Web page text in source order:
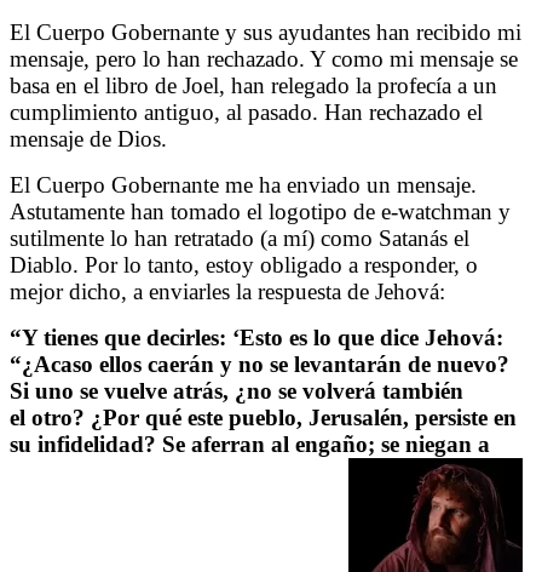
El Cuerpo Gobernante y sus ayudantes han recibido mi
mensaje, pero lo han rechazado. Y como mi mensaje se
basa en el libro de Joel, han relegado la profecía a un
cumplimiento antiguo, al pasado. Han rechazado el
mensaje de Dios.
El Cuerpo Gobernante me ha enviado un mensaje.
Astutamente han tomado el logotipo de e-watchman y
sutilmente lo han retratado (a mí) como Satanás el
Diablo. Por lo tanto, estoy obligado a responder, o
mejor dicho, a enviarles la respuesta de Jehová:
“Y tienes que decirles: ‘Esto es lo que dice Jehová:
“¿Acaso ellos caerán y no se levantarán de nuevo?
Si uno se vuelve atrás, ¿no se volverá también
el otro? ¿Por qué este pueblo, Jerusalén, persiste en
su infidelidad? Se aferran al engaño; se niegan a